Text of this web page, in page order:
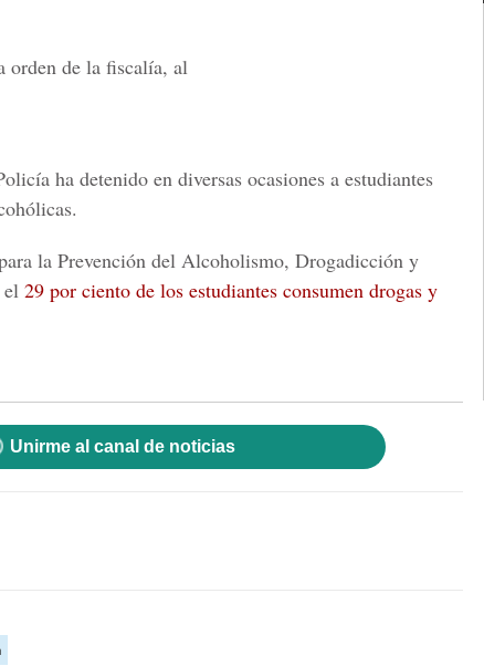
orden de la fiscalía, al
ha detenido en diversas ocasiones a estudiantes
la Prevención del Alcoholismo, Drogadicción y
el 29 por ciento de los estudiantes consumen drogas y
Unirme al canal de noticias